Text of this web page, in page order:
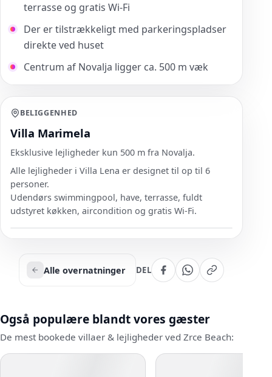
terrasse og gratis Wi-Fi
Der er tilstrækkeligt med parkeringspladser
direkte ved huset
Centrum af Novalja ligger ca. 500 m væk
BELIGGENHED
Villa Marimela
Eksklusive lejligheder kun 500 m fra Novalja.
Alle lejligheder i Villa Lena er designet til op til 6
personer.
Udendørs swimmingpool, have, terrasse, fuldt
udstyret køkken, aircondition og gratis Wi-Fi.
Alle overnatninger DEL
Også populære blandt vores gæster
De mest bookede villaer & lejligheder ved Zrce Beach: